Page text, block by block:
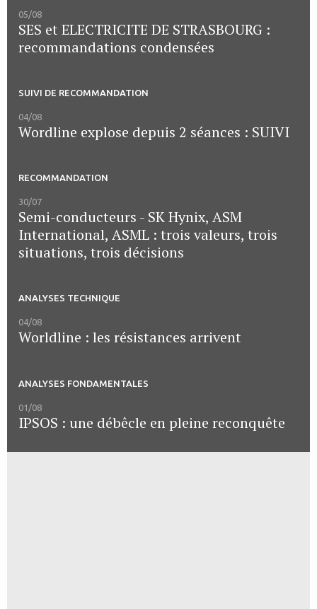
05/08
SES et ELECTRICITE DE STRASBOURG :
recommandations condensées
SUIVI DE RECOMMANDATION
04/08
Wordline explose depuis 2 séances : SUIVI
RECOMMANDATION
30/07
Semi-conducteurs - SK Hynix, ASM
International, ASML : trois valeurs, trois
situations, trois décisions
ANALYSES TECHNIQUE
04/08
Worldline : les résistances arrivent
ANALYSES FONDAMENTALES
01/08
IPSOS : une débêcle en pleine reconquête